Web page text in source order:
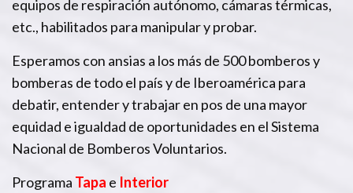
equipos de respiración autónomo, cámaras térmicas,
etc., habilitados para manipular y probar.
Esperamos con ansias a los más de 500 bomberos y
bomberas de todo el país y de Iberoamérica para
debatir, entender y trabajar en pos de una mayor
equidad e igualdad de oportunidades en el Sistema
Nacional de Bomberos Voluntarios.
Programa Tapa e Interior